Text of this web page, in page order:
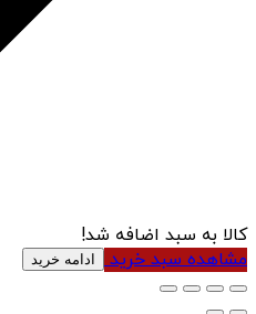
کالا به سبد اضافه شد!
مشاهده سبد خرید ادامه خرید